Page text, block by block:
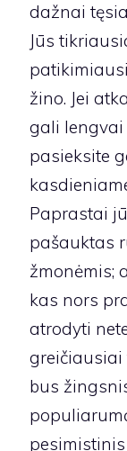
dažnai
Jūs
žino. Jei
gali lengvai
pasieksite
Paprastai
pašauktas
žmonėmis;
kas nors
atrodyti
greičiausiai
bus